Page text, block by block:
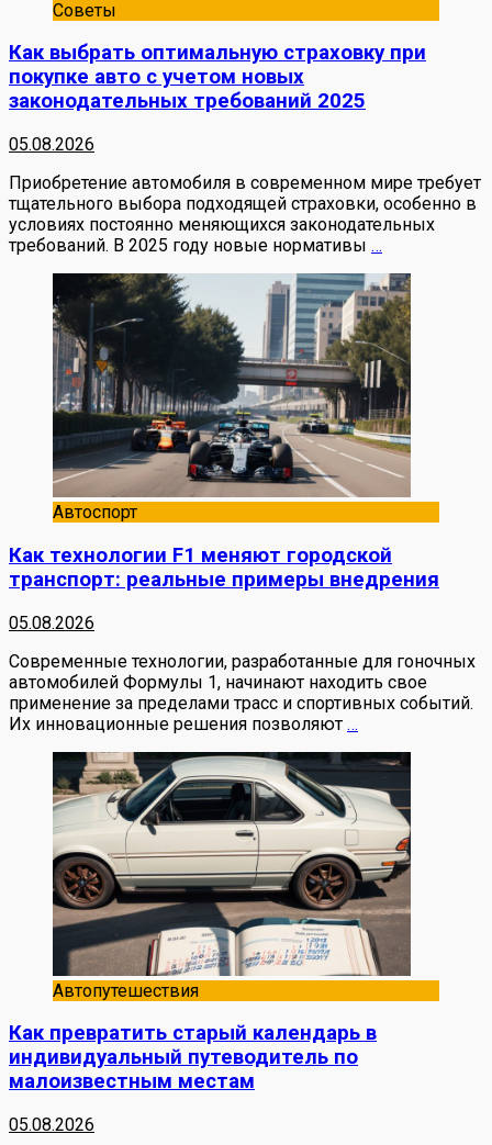
Советы
Как выбрать оптимальную страховку при
покупке авто с учетом новых
законодательных требований 2025
05.08.2026
Приобретение автомобиля в современном мире требует
тщательного выбора подходящей страховки, особенно в
условиях постоянно меняющихся законодательных
требований. В 2025 году новые нормативы …
Автоспорт
Как технологии F1 меняют городской
транспорт: реальные примеры внедрения
05.08.2026
Современные технологии, разработанные для гоночных
автомобилей Формулы 1, начинают находить свое
применение за пределами трасс и спортивных событий.
Их инновационные решения позволяют …
Автопутешествия
Как превратить старый календарь в
индивидуальный путеводитель по
малоизвестным местам
05.08.2026